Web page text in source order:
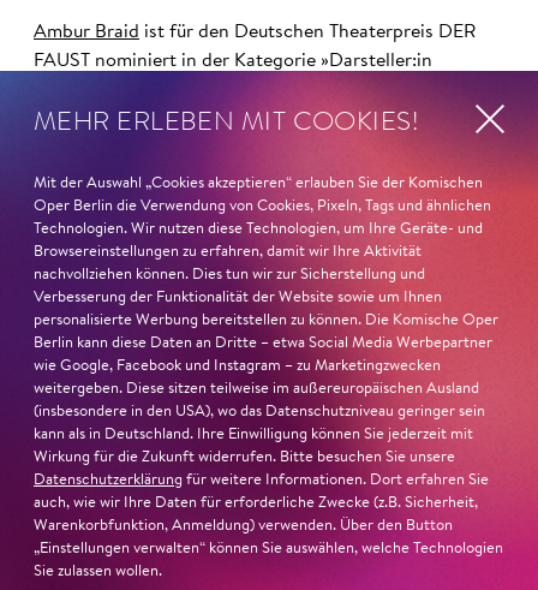
Ambur Braid ist für den Deutschen Theaterpreis DER
FAUST nominiert in der Kategorie »Darsteller:in
Katerina Lwowna Ismailowa in Barrie KoskysLady
Publikum in ihren Bann, fordere zum Miterleben und
Mitleiden heraus – niemand im Saal bliebe teilnahmslos
zurück, lobt die Jury Ambur Braids stimmliche Wucht
und ihre starke Bühnenpräsenz:
»In dem überwältigenden Farbenreichtum ihres Spiels
sind Auflehnung und Verletzlichkeit ebenso nachfühlbar
wie die verzweifelte Einsamkeit ihrer Figur.«
Jury-
Begründung
MEHR ERLEBEN MIT COOKIES!
Mit der Auswahl „Cookies akzeptieren“ erlauben Sie der Komischen
Oper Berlin die Verwendung von Cookies, Pixeln, Tags und ähnlichen
Technologien. Wir nutzen diese Technologien, um Ihre Geräte- und
Browsereinstellungen zu erfahren, damit wir Ihre Aktivität
nachvollziehen können. Dies tun wir zur Sicherstellung und
Verbesserung der Funktionalität der Website sowie um Ihnen
personalisierte Werbung bereitstellen zu können. Die Komische Oper
Berlin kann diese Daten an Dritte – etwa Social Media Werbepartner
wie Google, Facebook und Instagram – zu Marketingzwecken
weitergeben. Diese sitzen teilweise im außereuropäischen Ausland
(insbesondere in den USA), wo das Datenschutzniveau geringer sein
kann als in Deutschland. Ihre Einwilligung können Sie jederzeit mit
Wirkung für die Zukunft widerrufen. Bitte besuchen Sie unsere
Datenschutzerklärung für weitere Informationen. Dort erfahren Sie
auch, wie wir Ihre Daten für erforderliche Zwecke (z.B. Sicherheit,
Warenkorbfunktion, Anmeldung) verwenden. Über den Button
„Einstellungen verwalten“ können Sie auswählen, welche Technologien
Sie zulassen wollen.